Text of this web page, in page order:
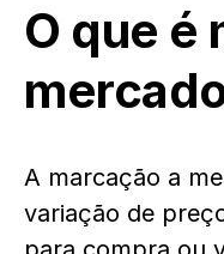
O que é
A marcação a
variação de